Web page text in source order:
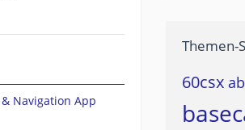
Navigation App
Themen-
60csx